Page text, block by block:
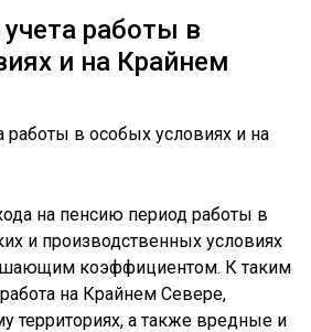
работы в
и на Крайнем
на пенсию период работы в
и производственных условиях
коэффициентом. К таким
на Крайнем Севере,
территориях, а также вредные и